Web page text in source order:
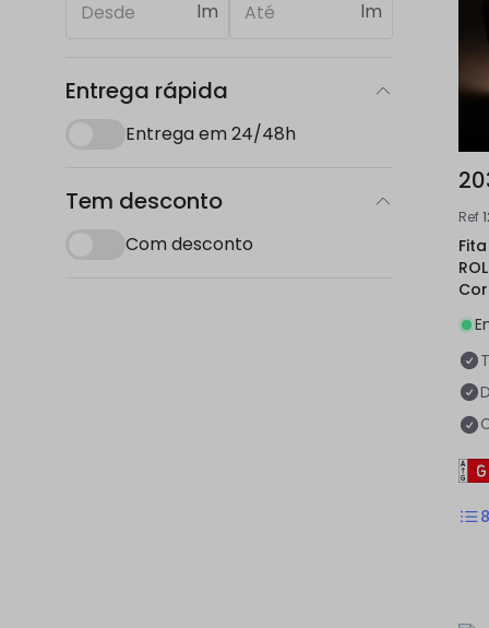
lm lm
Entrega rápida
Entrega em 24/48h
Tem desconto
Com desconto
Ref
8